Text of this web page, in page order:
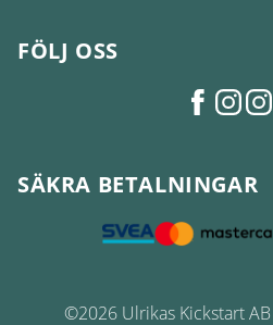
FÖLJ OSS
SÄKRA BETALNINGAR
©2026 Ulrikas Kickstart